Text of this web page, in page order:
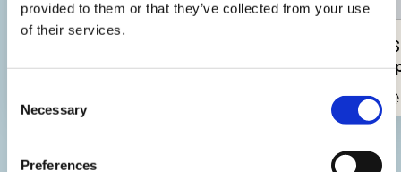
provided to them or that they’ve collected from your use
of their services.
Selection
Necessary
Preferences
e finferli
Natural
Gusto e
Facile